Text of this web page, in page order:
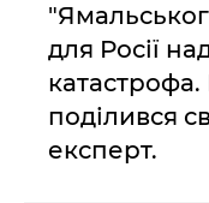
для Росії
поділився
експерт.